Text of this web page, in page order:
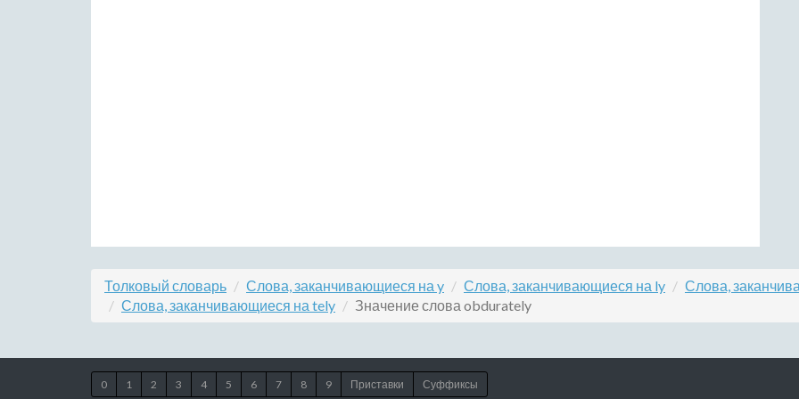
Толковый словарь Слова, заканчивающиеся на y Слова, заканчивающиеся на ly
Слова,
Слова, заканчивающиеся на tely
Значение слова obdurately
0 1 2 3 4 5 6 7 8 9 Приставки Суффиксы